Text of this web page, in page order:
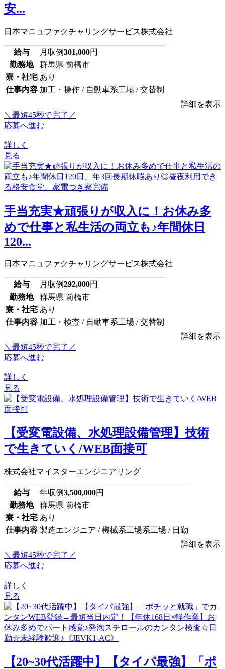
安...
日本マニュファクチャリングサービス株式会社
給与 月収例301,000円
勤務地
群馬県 前橋市
寮・社宅 あり
仕事内容 加工・操作 / 自動車系工場 / 交替制
詳細を表示
＼最短45秒で完了／
応募へ進む
詳しく
見る
手当充実★頑張りが収入に！お休み多
めで仕事と私生活の両立も♪年間休日
120...
日本マニュファクチャリングサービス株式会社
給与 月収例292,000円
勤務地
群馬県 前橋市
寮・社宅 あり
仕事内容 加工・検査 / 自動車系工場 / 交替制
詳細を表示
＼最短45秒で完了／
応募へ進む
詳しく
見る
【受変電設備、水処理設備管理】技術
で生きていく/WEB面接可
株式会社マイスターエンジニアリング
給与 年収例3,500,000円
勤務地
群馬県 前橋市
寮・社宅 あり
仕事内容 製造エンジニア / 機械系工場系工場 / 日勤
詳細を表示
＼最短45秒で完了／
応募へ進む
詳しく
見る
【20~30代活躍中】【タイパ最強】「ポ